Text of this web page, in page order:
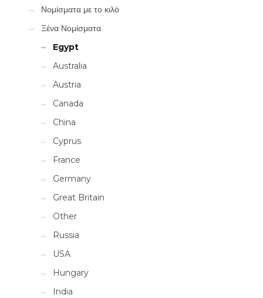
Νομίσματα με το κιλό
Ξένα Νομίσματα
Egypt
Australia
Austria
Canada
China
Cyprus
France
Germany
Great Britain
Other
Russia
USA
Hungary
India